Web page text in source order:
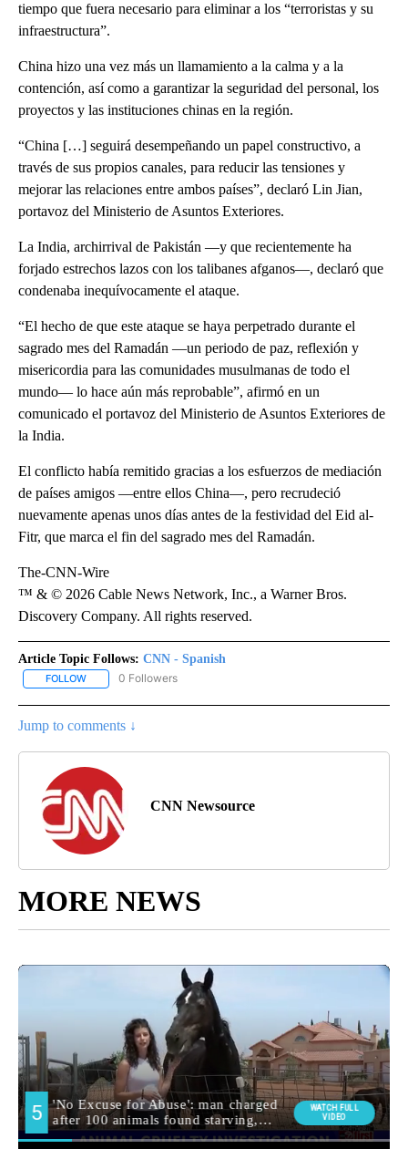
tiempo que fuera necesario para eliminar a los “terroristas y su
infraestructura”.
China hizo una vez más un llamamiento a la calma y a la
contención, así como a garantizar la seguridad del personal, los
proyectos y las instituciones chinas en la región.
“China […] seguirá desempeñando un papel constructivo, a
través de sus propios canales, para reducir las tensiones y
mejorar las relaciones entre ambos países”, declaró Lin Jian,
portavoz del Ministerio de Asuntos Exteriores.
La India, archirrival de Pakistán —y que recientemente ha
forjado estrechos lazos con los talibanes afganos—, declaró que
condenaba inequívocamente el ataque.
“El hecho de que este ataque se haya perpetrado durante el
sagrado mes del Ramadán —un periodo de paz, reflexión y
misericordia para las comunidades musulmanas de todo el
mundo— lo hace aún más reprobable”, afirmó en un
comunicado el portavoz del Ministerio de Asuntos Exteriores de
la India.
El conflicto había remitido gracias a los esfuerzos de mediación
de países amigos —entre ellos China—, pero recrudeció
nuevamente apenas unos días antes de la festividad del Eid al-
Fitr, que marca el fin del sagrado mes del Ramadán.
The-CNN-Wire
™ & © 2026 Cable News Network, Inc., a Warner Bros.
Discovery Company. All rights reserved.
Article Topic Follows: CNN - Spanish
FOLLOW FOLLOW "CNN - SPANISH" TO RECEIVE NOTIFICATIONS ABOUT
0 Followers
Jump to comments ↓
CNN Newsource
MORE NEWS